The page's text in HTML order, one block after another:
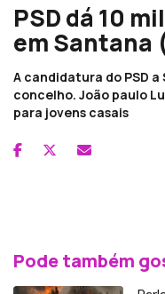
PSD dá 10
em Santana
A candidatura do PSD
concelho. João paulo
para jovens casais
Pode também